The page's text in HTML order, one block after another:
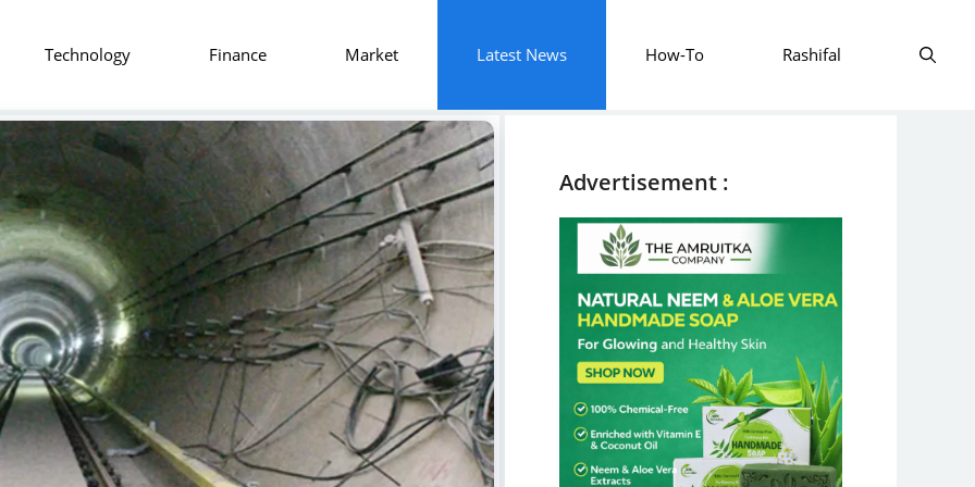
Technology Finance Market Latest News How-To Rashifal
Advertisement :